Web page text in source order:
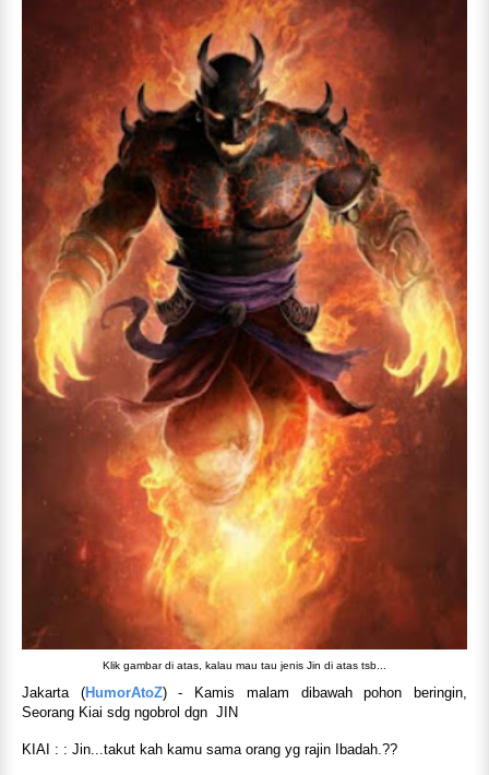
Klik gambar di atas, kalau mau tau jenis Jin di atas tsb...
Jakarta (HumorAtoZ) - Kamis malam dibawah pohon beringin,
Seorang Kiai sdg ngobrol dgn JIN
KIAI : : Jin...takut kah kamu sama orang yg rajin Ibadah.??